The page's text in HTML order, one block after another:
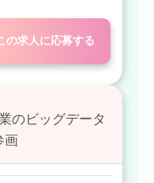
の求人に応募する
のビッグデータ
画